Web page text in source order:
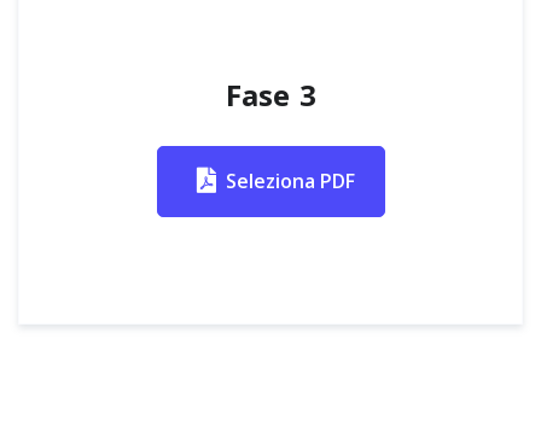
Fase 3
Seleziona PDF